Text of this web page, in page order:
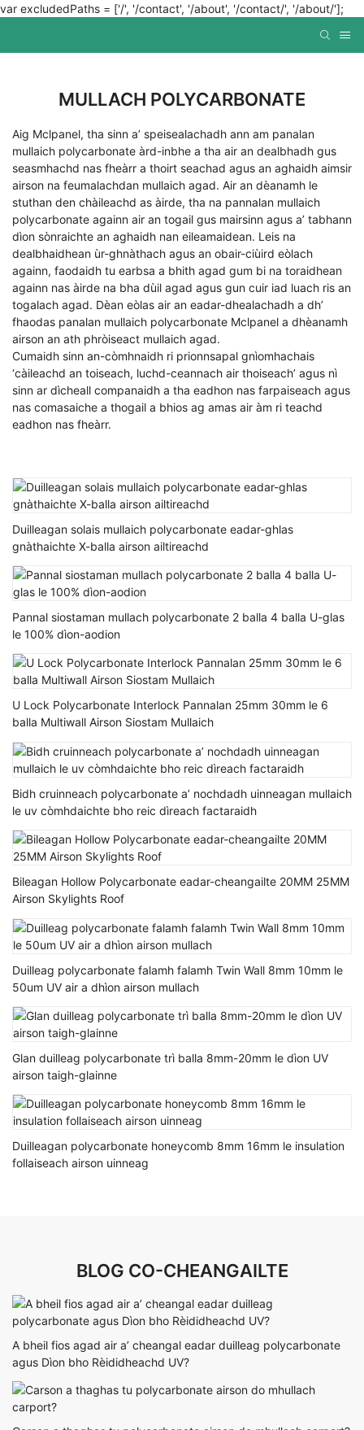
var excludedPaths = ['/', '/contact', '/about', '/contact/', '/about/'];
MULLACH POLYCARBONATE
Aig Mclpanel, tha sinn a’ speisealachadh ann am panalan
mullaich polycarbonate àrd-inbhe a tha air an dealbhadh gus
seasmhachd nas fheàrr a thoirt seachad agus an aghaidh aimsir
airson na feumalachdan mullaich agad. Air an dèanamh le
stuthan den chàileachd as àirde, tha na pannalan mullaich
polycarbonate againn air an togail gus mairsinn agus a’ tabhann
dìon sònraichte an aghaidh nan eileamaidean. Leis na
dealbhaidhean ùr-ghnàthach agus an obair-ciùird eòlach
againn, faodaidh tu earbsa a bhith agad gum bi na toraidhean
againn nas àirde na bha dùil agad agus gun cuir iad luach ris an
togalach agad. Dèan eòlas air an eadar-dhealachadh a dh’
fhaodas panalan mullaich polycarbonate Mclpanel a dhèanamh
airson an ath phròiseact mullaich agad.
Cumaidh sinn an-còmhnaidh ri prionnsapal gnìomhachais
‘càileachd an toiseach, luchd-ceannach air thoiseach’ agus nì
sinn ar dìcheall companaidh a tha eadhon nas farpaiseach agus
nas comasaiche a thogail a bhios ag amas air àm ri teachd
eadhon nas fheàrr.
Duilleagan solais mullaich polycarbonate eadar-ghlas
gnàthaichte X-balla airson ailtireachd
Pannal siostaman mullach polycarbonate 2 balla 4 balla U-glas
le 100% dìon-aodion
U Lock Polycarbonate Interlock Pannalan 25mm 30mm le 6
balla Multiwall Airson Siostam Mullaich
Bidh cruinneach polycarbonate a’ nochdadh uinneagan mullaich
le uv còmhdaichte bho reic dìreach factaraidh
Bileagan Hollow Polycarbonate eadar-cheangailte 20MM 25MM
Airson Skylights Roof
Duilleag polycarbonate falamh falamh Twin Wall 8mm 10mm le
50um UV air a dhìon airson mullach
Glan duilleag polycarbonate trì balla 8mm-20mm le dìon UV
airson taigh-glainne
Duilleagan polycarbonate honeycomb 8mm 16mm le insulation
follaiseach airson uinneag
BLOG CO-CHEANGAILTE
A bheil fios agad air a’ cheangal eadar duilleag polycarbonate
agus Dìon bho Rèididheachd UV?